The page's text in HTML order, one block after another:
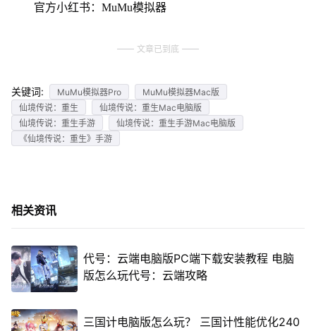
官方小红书：MuMu模拟器
文章已到底
关键词: MuMu模拟器Pro
MuMu模拟器Mac版
仙境传说：重生
仙境传说：重生Mac电脑版
仙境传说：重生手游
仙境传说：重生手游Mac电脑版
《仙境传说：重生》手游
相关资讯
代号：云端电脑版PC端下载安装教程 电脑
版怎么玩代号：云端攻略
三国计电脑版怎么玩？ 三国计性能优化240